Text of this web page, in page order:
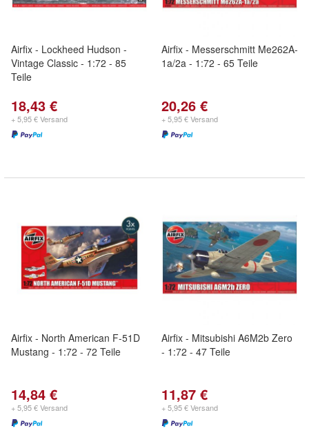
Airfix - Lockheed Hudson -
Vintage Classic - 1:72 - 85
Teile
18,43 €
+ 5,95 € Versand
Airfix - Messerschmitt Me262A-
1a/2a - 1:72 - 65 Teile
20,26 €
+ 5,95 € Versand
Airfix - North American F-51D
Mustang - 1:72 - 72 Teile
14,84 €
+ 5,95 € Versand
Airfix - Mitsubishi A6M2b Zero
- 1:72 - 47 Teile
11,87 €
+ 5,95 € Versand